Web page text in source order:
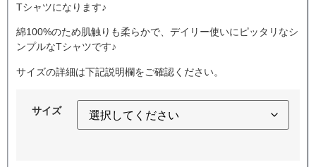
Tシャツになります♪
綿100%のため肌触りも柔らかで、デイリー使いにピッタリなシ
ンプルなTシャツです♪
サイズの詳細は下記説明欄をご確認ください。
サイズ